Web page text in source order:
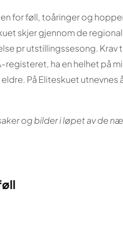
for føll, toåringer og
skjer gjennom de
pr utstillingssesong. Krav
ha en helhet på
På Eliteskuet utnevnes
og bilder i løpet av de